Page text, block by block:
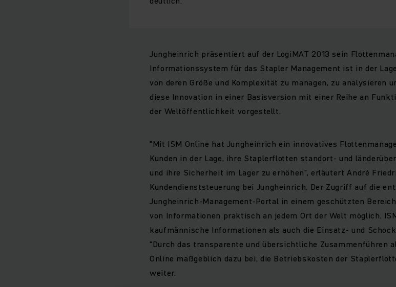
Jungheinrich präsentiert auf der LogiMAT 2013 sein
Informationssystem für das Stapler Management ist in der
von deren Größe und Komplexität zu managen, zu analysieren
diese Innovation in einer Basisversion mit einer Reihe an
der Weltöffentlichkeit vorgestellt.
"Mit ISM Online hat Jungheinrich ein innovatives
Kunden in der Lage, ihre Staplerflotten standort- und
und ihre Sicherheit im Lager zu erhöhen", erläutert André
Kundendienststeuerung bei Jungheinrich. Der Zugriff auf die
Jungheinrich-Management-Portal in einem geschützten
von Informationen praktisch an jedem Ort der Welt möglich.
kaufmännische Informationen als auch die Einsatz- und
"Durch das transparente und übersichtliche Zusammenführen
Online maßgeblich dazu bei, die Betriebskosten der
weiter.